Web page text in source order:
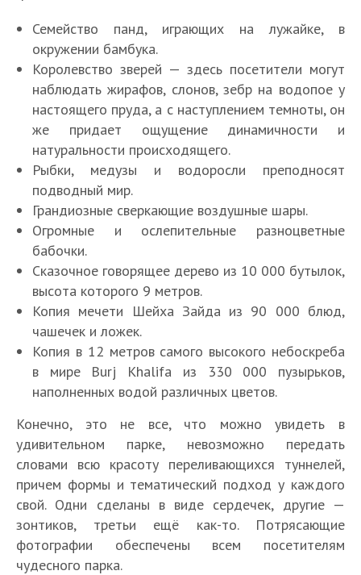
Семейство панд, играющих на лужайке, в
окружении бамбука.
Королевство зверей — здесь посетители могут
наблюдать жирафов, слонов, зебр на водопое у
настоящего пруда, а с наступлением темноты, он
же придает ощущение динамичности и
натуральности происходящего.
Рыбки, медузы и водоросли преподносят
подводный мир.
Грандиозные сверкающие воздушные шары.
Огромные и ослепительные разноцветные
бабочки.
Сказочное говорящее дерево из 10 000 бутылок,
высота которого 9 метров.
Копия мечети Шейха Зайда из 90 000 блюд,
чашечек и ложек.
Копия в 12 метров самого высокого небоскреба
в мире Burj Khalifa из 330 000 пузырьков,
наполненных водой различных цветов.
Конечно, это не все, что можно увидеть в
удивительном парке, невозможно передать
словами всю красоту переливающихся туннелей,
причем формы и тематический подход у каждого
свой. Одни сделаны в виде сердечек, другие —
зонтиков, третьи ещё как-то. Потрясающие
фотографии обеспечены всем посетителям
чудесного парка.